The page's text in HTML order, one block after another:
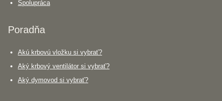
Spolupráca
Poradňa
Akú krbovú vložku si vybrať?
Aký krbový ventilátor si vybrať?
Aký dymovod si vybrať?